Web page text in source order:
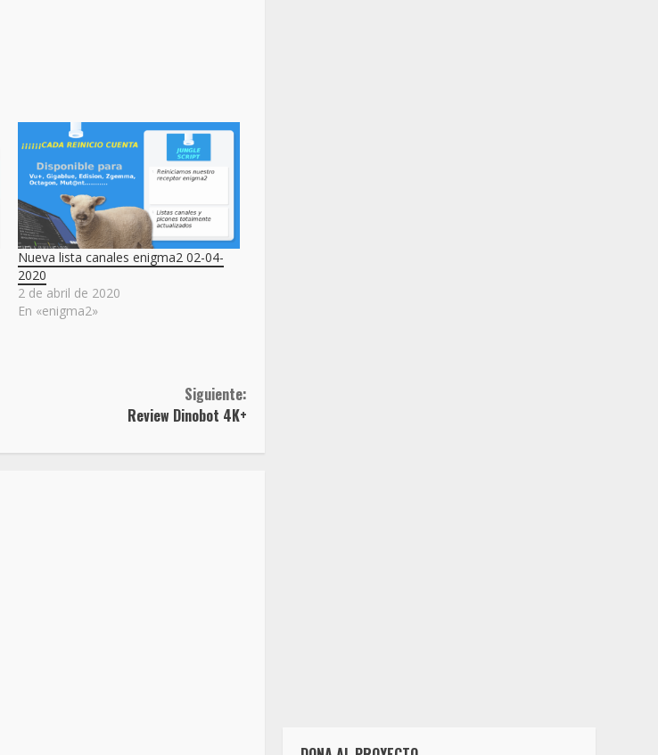
Nueva lista canales enigma2 02-04-
2020
2 de abril de 2020
En «enigma2»
Siguiente:
Review Dinobot 4K+